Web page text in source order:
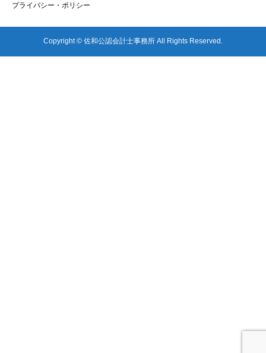
プライバシー・ポリシー
Copyright © 佐和公認会計士事務所 All Rights Reserved.